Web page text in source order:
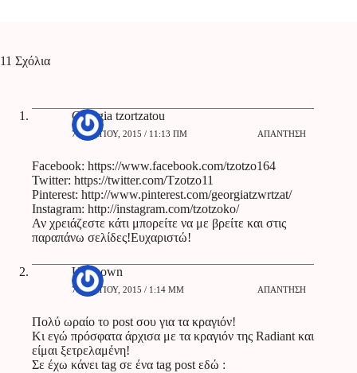
11 Σχόλια
Georgia tzortzatou
7 ΜΑΡΤΊΟΥ, 2015 / 11:13 ΠΜ ΑΠΆΝΤΗΣΗ
Facebook: https://www.facebook.com/tzotzo164
Twitter: https://twitter.com/Tzotzo11
Pinterest: http://www.pinterest.com/georgiatzwrtzat/
Instagram: http://instagram.com/tzotzoko/
Αν χρειάζεστε κάτι μπορείτε να με βρείτε και στις
παραπάνω σελίδες!Ευχαριστώ!
Unknown
7 ΜΑΡΤΊΟΥ, 2015 / 1:14 ΜΜ ΑΠΆΝΤΗΣΗ
Πολύ ωραίο το post σου για τα κραγιόν!
Κι εγώ πρόσφατα άρχισα με τα κραγιόν της Radiant και
είμαι ξετρελαμένη!
Σε έχω κάνει tag σε ένα tag post εδώ :